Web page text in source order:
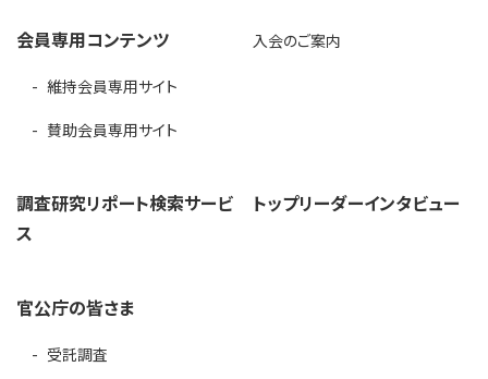
会員専用コンテンツ
維持会員専用サイト
賛助会員専用サイト
入会のご案内
調査研究リポート検索サービ
ス
トップリーダーインタビュー
官公庁の皆さま
受託調査